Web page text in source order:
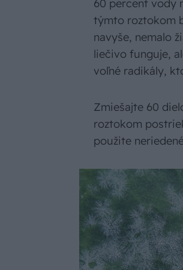
60 percent vody
týmto roztokom
navyše, nemalo
liečivo funguje,
voľné radikály,
Zmiešajte 60
roztokom
použite